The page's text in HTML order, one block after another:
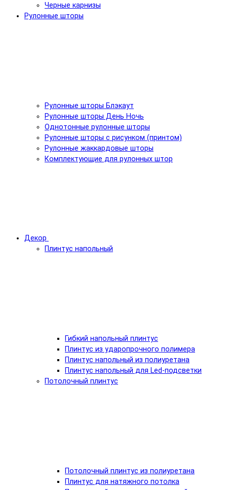
Черные карнизы
Рулонные шторы
Рулонные шторы Блэкаут
Рулонные шторы День Ночь
Однотонные рулонные шторы
Рулонные шторы с рисунком (принтом)
Рулонные жаккардовые шторы
Комплектующие для рулонных штор
Декор
Плинтус напольный
Гибкий напольный плинтус
Плинтус из ударопрочного полимера
Плинтус напольный из полиуретана
Плинтус напольный для Led-подсветки
Потолочный плинтус
Потолочный плинтус из полиуретана
Плинтус для натяжного потолка